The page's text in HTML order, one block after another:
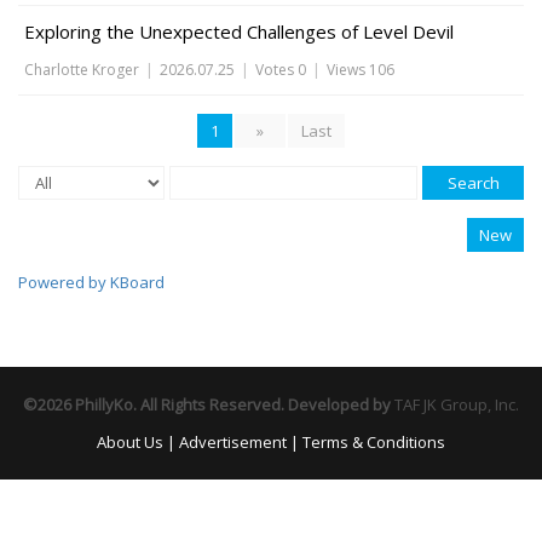
Exploring the Unexpected Challenges of Level Devil
Charlotte Kroger | 2026.07.25 | Votes 0 | Views 106
1 » Last
Search
New
Powered by KBoard
©2026 PhillyKo. All Rights Reserved. Developed byTAF JK Group, Inc.
About Us | Advertisement | Terms & Conditions